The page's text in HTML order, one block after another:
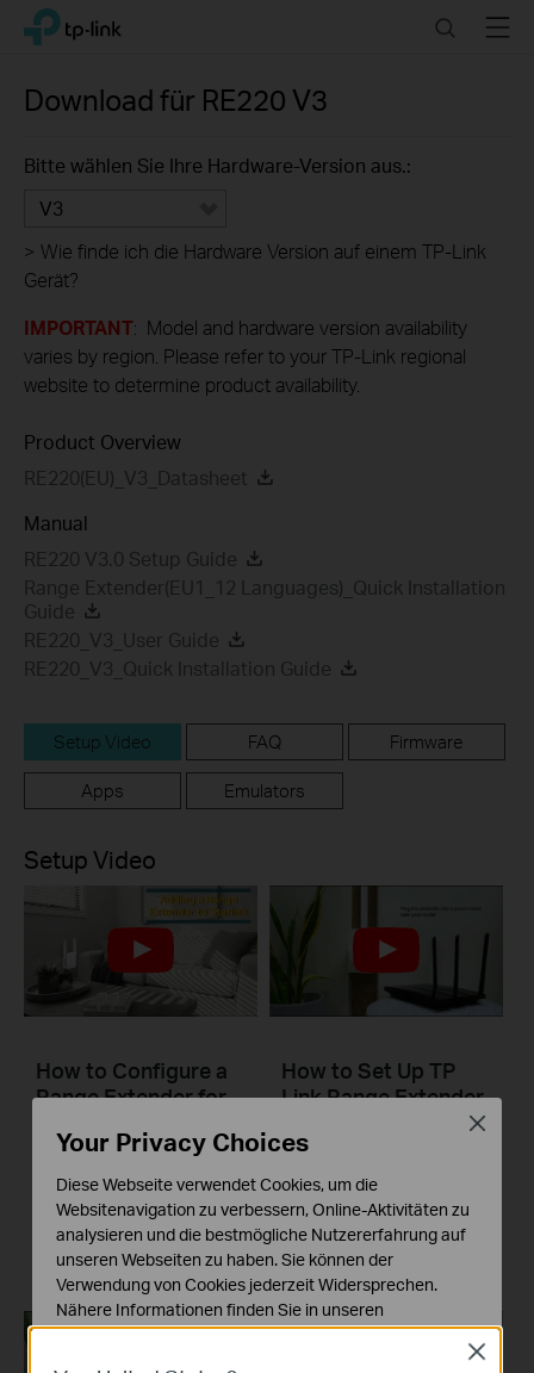
Click
navigation
TP-Link, Reliably Smart SearchMenu
Download für RE220 V3
Bitte wählen Sie Ihre Hardware-Version aus.:
V3
> Wie finde ich die Hardware Version auf einem TP-Link
Gerät?
IMPORTANT: Model and hardware version availability
varies by region. Please refer to your TP-Link regional
website to determine product availability.
Product Overview
RE220(EU)_V3_Datasheet
Manual
RE220 V3.0 Setup Guide
Range Extender(EU1_12 Languages)_Quick Installation
Guide
RE220_V3_User Guide
RE220_V3_Quick Installation Guide
Setup Video FAQ Firmware
Apps Emulators
Setup Video
How to Configure a
Range Extender for
How to Set Up TP
Link Range Extender
RE200 & RE220 via
Tether App
The videos will walk you through the process for setting up a TP-Link Range Extender.
More
Close
Your Privacy Choices
Diese Webseite verwendet Cookies, um die
Websitenavigation zu verbessern, Online-Aktivitäten zu
analysieren und die bestmögliche Nutzererfahrung auf
unseren Webseiten zu haben. Sie können der
Verwendung von Cookies jederzeit Widersprechen.
Nähere Informationen finden Sie in unseren
Datenschutzhinweisen.
Close